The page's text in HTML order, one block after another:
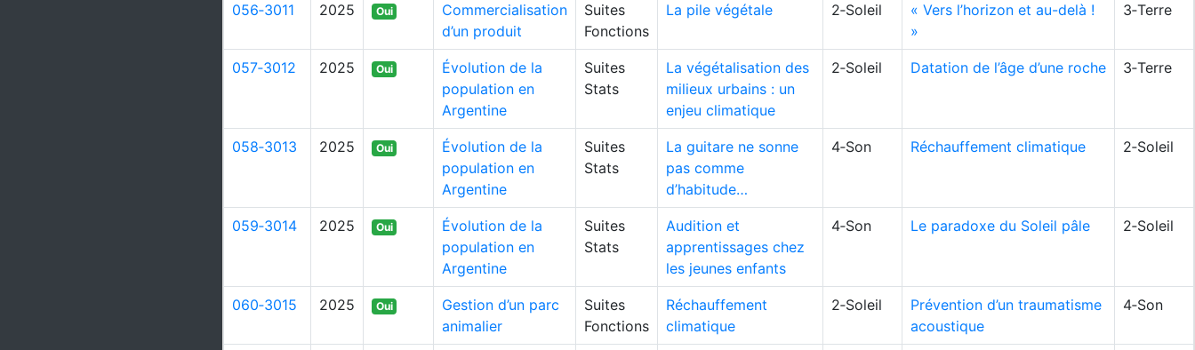
056‑3011 2025 Oui
Commercialisation
d’un produit
Suites
Fonctions
La pile végétale 2‑Soleil
« Vers l’horizon et au-delà !
»
3‑Terre
057‑3012 2025 Oui
Évolution de la
population en
Argentine
Suites
Stats
La végétalisation des
milieux urbains : un
enjeu climatique
2‑Soleil Datation de l’âge d’une roche 3‑Terre
058‑3013 2025 Oui
Évolution de la
population en
Argentine
Suites
Stats
La guitare ne sonne
pas comme
d’habitude…
4‑Son Réchauffement climatique 2‑Soleil
059‑3014 2025 Oui
Évolution de la
population en
Argentine
Suites
Stats
Audition et
apprentissages chez
les jeunes enfants
4‑Son Le paradoxe du Soleil pâle 2‑Soleil
060‑3015 2025 Oui
Gestion d’un parc
animalier
Suites
Fonctions
Réchauffement
climatique
2‑Soleil
Prévention d’un traumatisme
acoustique
4‑Son